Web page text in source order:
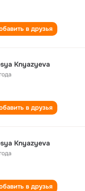
в друзья
Knyazyeva
в друзья
Knyazyeva
в друзья